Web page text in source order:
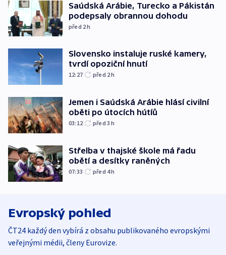
Saúdská Arábie, Turecko a Pákistán
podepsaly obrannou dohodu
před 2h
Slovensko instaluje ruské kamery,
tvrdí opoziční hnutí
12:27 před 2h
Jemen i Saúdská Arábie hlásí civilní
oběti po útocích hútíů
03:12 před 3h
Střelba v thajské škole má řadu
obětí a desítky raněných
07:33 před 4h
Evropský pohled
ČT24 každý den vybírá z obsahu publikovaného evropskými
veřejnými médii, členy Eurovize.